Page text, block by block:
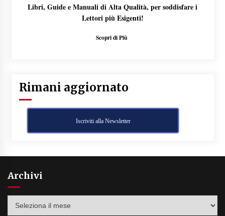
Libri, Guide e Manuali di Alta Qualità, per soddisfare i
Lettori più Esigenti!
Scopri di Più
Rimani aggiornato
Iscriviti alla Newsletter
Archivi